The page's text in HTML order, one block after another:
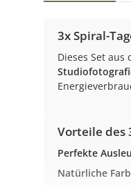
3x Spiral-
Dieses Set aus
Vorteile des
Perfekte
Natürliche